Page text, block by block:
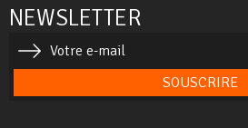
NEWSLETTER
SOUSCRIRE